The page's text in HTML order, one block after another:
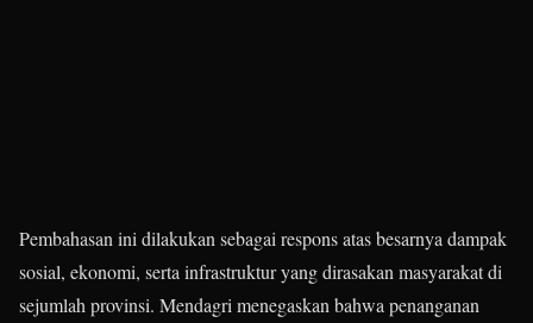
Pembahasan ini dilakukan sebagai respons atas besarnya dampak
sosial, ekonomi, serta infrastruktur yang dirasakan masyarakat di
sejumlah provinsi. Mendagri menegaskan bahwa penanganan